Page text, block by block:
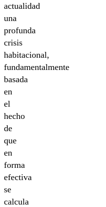
actualidad
una
profunda
crisis
habitacional,
fundamentalmente
basada
en
el
hecho
de
que
en
forma
efectiva
se
calcula